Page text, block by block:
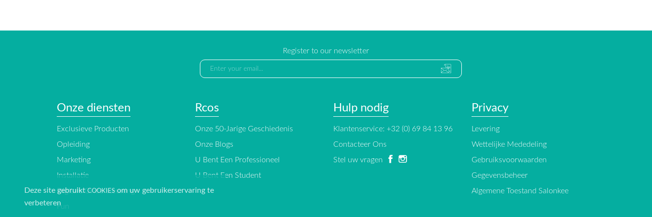
Deze site gebruiktCOOKIESom uw gebruikerservaring te
verbeteren
Register to our newsletter
Onze diensten
Exclusieve Producten
Opleiding
Marketing
Installatie
Digitale Ondersteuning
Fun
Rcos
Onze 50-Jarige Geschiedenis
Onze Blogs
U Bent Een Professioneel
U Bent Een Student
Hulp nodig
Klantenservice: +32 (0) 69 84 13 96
Contacteer Ons
Stel uw vragen
Privacy
Levering
Wettelijke Mededeling
Gebruiksvoorwaarden
Gegevensbeheer
Algemene Toestand Salonkee